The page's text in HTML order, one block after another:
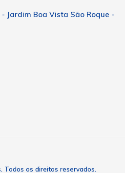
Jardim Boa Vista São Roque -
Todos os direitos reservados.